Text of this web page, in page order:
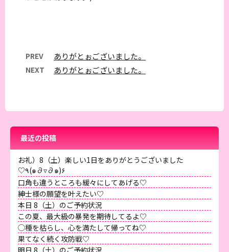
PREV ありがとぉございました。
NEXT ありがとぉございました。
最近の投稿
お礼）8（土）楽しい1日をありがとうございました
♡٩(๑∂▿∂๑)۶
口角も違うところも緩々にしてあげる♡
紳士様の願望を叶えたい♡
本日 8（土）のご予約状況
この夏、最大級の暴発を期待してるよ♡
◯種を枯らし、心を満たして帰ってね♡
果てなく続く攻防戦♡
明日 8（土）のご予約状況